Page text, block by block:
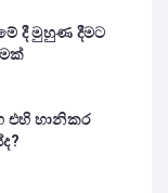
දී මුහුණ දීමට
එහි හානිකර